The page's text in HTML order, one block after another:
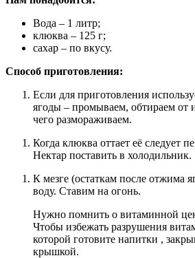
Вода – 1 литр;
клюква – 125 г;
сахар – по вкусу.
Способ приготовления:
Если для приготовления
ягоды – промываем, обтираем от
чего размораживаем.
Когда клюква оттает её следует
Нектар поставить в холодильник.
К мезге (остаткам после отжима
воду. Ставим на огонь.
Нужно помнить о витаминной
Чтобы избежать разрушения
которой готовите напитки ,
крышкой.